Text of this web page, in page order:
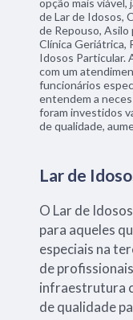
de Lar de Idosos,
de Repouso, Asilo
Clínica Geriátrica,
Idosos Particular.
com um
funcionários
entendem a
foram investidos
de qualidade,
Lar de
O Lar de
para aqueles
especiais na
de
infraestrutura
de qualidade